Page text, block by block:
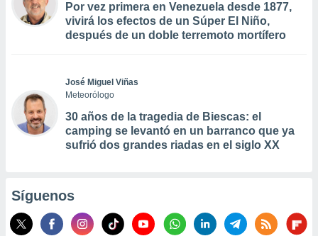
Por vez primera en Venezuela desde 1877,
vivirá los efectos de un Súper El Niño,
después de un doble terremoto mortífero
José Miguel Viñas
Meteorólogo
30 años de la tragedia de Biescas: el
camping se levantó en un barranco que ya
sufrió dos grandes riadas en el siglo XX
Síguenos